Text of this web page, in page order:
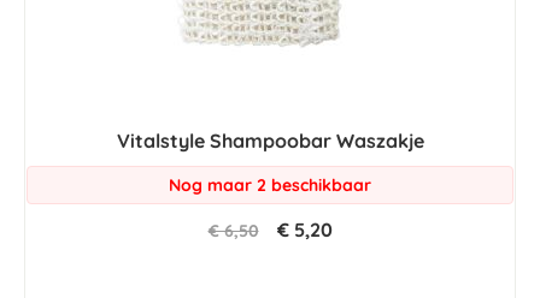
Vitalstyle Shampoobar Waszakje
Nog maar 2 beschikbaar
€ 6,50 € 5,20